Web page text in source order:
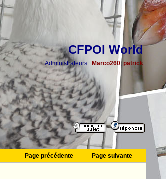
CFPOI World
Administrateurs : Marco260, patrick
Page précédente
Page suivante